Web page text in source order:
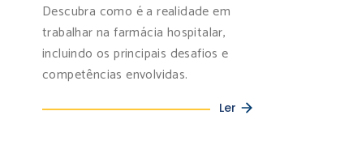
Descubra como é a realidade em
trabalhar na farmácia hospitalar,
incluindo os principais desafios e
competências envolvidas.
Ler